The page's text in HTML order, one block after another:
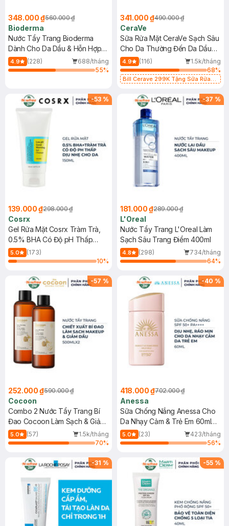
348.000 ₫560.000 ₫
Bioderma
Nước Tẩy Trang Bioderma
Dành Cho Da Dầu & Hỗn Hợp
500ml
4.9 (228)
688/tháng
55%
341.000 ₫490.000 ₫
CeraVe
Sữa Rửa Mặt CeraVe Sạch Sâu
Cho Da Thường Đến Da Dầu
473ml
4.9 (116)
1.5k/tháng
68%
Bill Cerave 299K Tặng Sữa Rửa
-53 %
139.000 ₫298.000 ₫
Cosrx
Gel Rửa Mặt Cosrx Tràm Trà,
0.5% BHA Có Độ pH Thấp
150ml
5.0
(173)
10%
-37 %
181.000 ₫289.000 ₫
L'Oreal
Nước Tẩy Trang L'Oreal Làm
Sạch Sâu Trang Điểm 400ml
4.8 (298)
734/tháng
64%
-57 %
252.000 ₫590.000 ₫
Cocoon
Combo 2 Nước Tẩy Trang Bí
Đao Cocoon Làm Sạch & Giảm
Dầu 500ml
5.0 (57)
1.5k/tháng
70%
-40 %
418.000 ₫702.000 ₫
Anessa
Sữa Chống Nắng Anessa Cho
Da Nhạy Cảm & Trẻ Em 60ml
(Mới)
5.0 (23)
423/tháng
56%
-31 % -55 %